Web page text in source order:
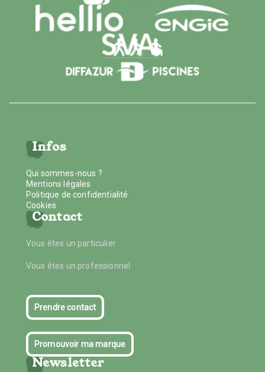
Infos
Qui sommes-nous ?
Mentions légales
Politique de confidentialité
Cookies
Contact
Vous êtes un particulier
Vous êtes un professionnel
Prendre contact
Promouvoir ma marque
Newsletter